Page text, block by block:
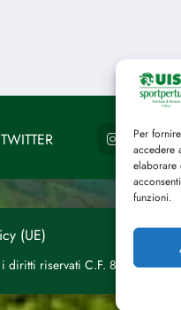
Per
accedere
elaborare
funzioni.
TWITTER
(UE)
riservati C.F. 80153870102